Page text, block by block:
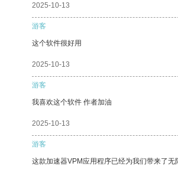
2025-10-13
游客
这个软件很好用
2025-10-13
游客
我喜欢这个软件 作者加油
2025-10-13
游客
这款加速器VPM应用程序已经为我们带来了无